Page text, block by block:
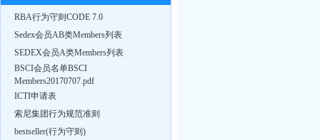
· RBA行为守则CODE 7.0
· Sedex会员AB类Members列表
· SEDEX会员A类Members列表
·
BSCI会员名单BSCI
Members20170707.pdf
· ICTI申请表
· 索尼集团行为规范准则
· bestseller(行为守则)